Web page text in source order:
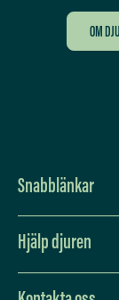
OM
Snabblänkar
Vision och
Hjälp djuren
Lev djurvänligt